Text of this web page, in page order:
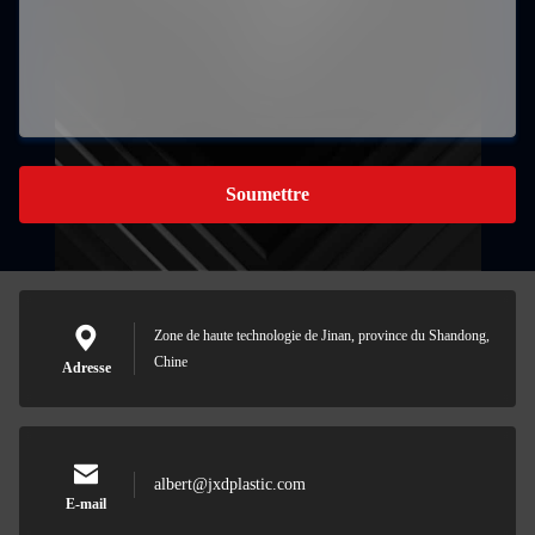
Soumettre
Adresse
Zone de haute technologie de Jinan, province du Shandong,
Chine
E-mail
albert@jxdplastic.com